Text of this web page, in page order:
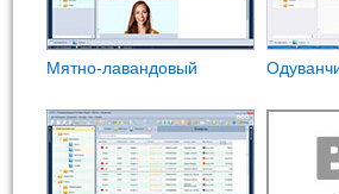
Мятно-лавандовый